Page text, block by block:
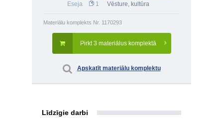
Eseja 1 Vēsture, kultūra
Materiālu komplekts Nr. 1170293
Pirkt 3 materiālus komplektā
Apskatīt materiālu komplektu
Līdzīgie darbi